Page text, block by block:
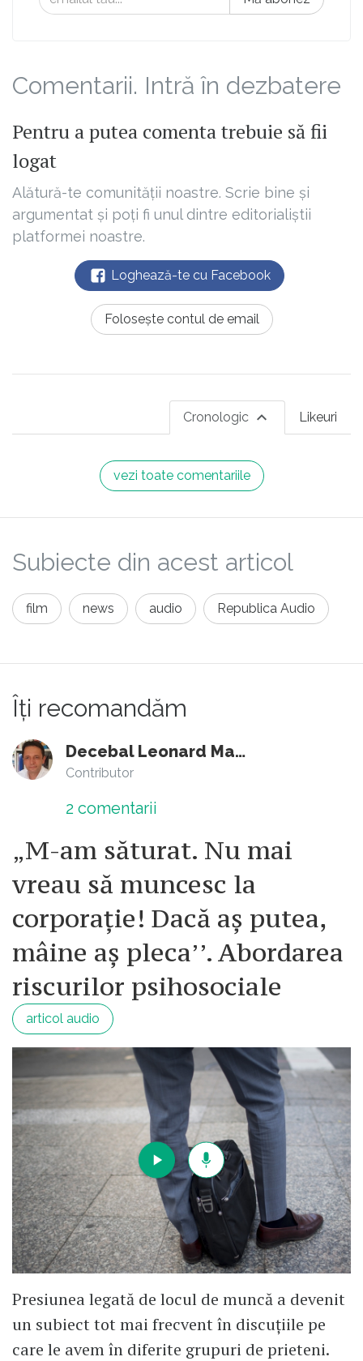
Comentarii. Intră în dezbatere
Pentru a putea comenta trebuie să fii
logat
Alătură-te comunității noastre. Scrie bine și
argumentat și poți fi unul dintre editorialiștii
platformei noastre.
Loghează-te cu Facebook
Folosește contul de email
Likeuri
Cronologic
vezi toate comentariile
Subiecte din acest articol
film news audio Republica Audio
Îți recomandăm
Decebal Leonard Marin
Contributor
2 comentarii
„M-am săturat. Nu mai
vreau să muncesc la
corporație! Dacă aș putea,
mâine aș pleca’’. Abordarea
riscurilor psihosociale
articol audio
Presiunea legată de locul de muncă a devenit
un subiect tot mai frecvent în discuțiile pe
care le avem în diferite grupuri de prieteni.